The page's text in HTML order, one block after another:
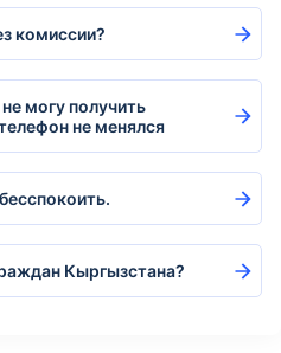
комиссии?
могу получить
не менялся
Кыргызстана?